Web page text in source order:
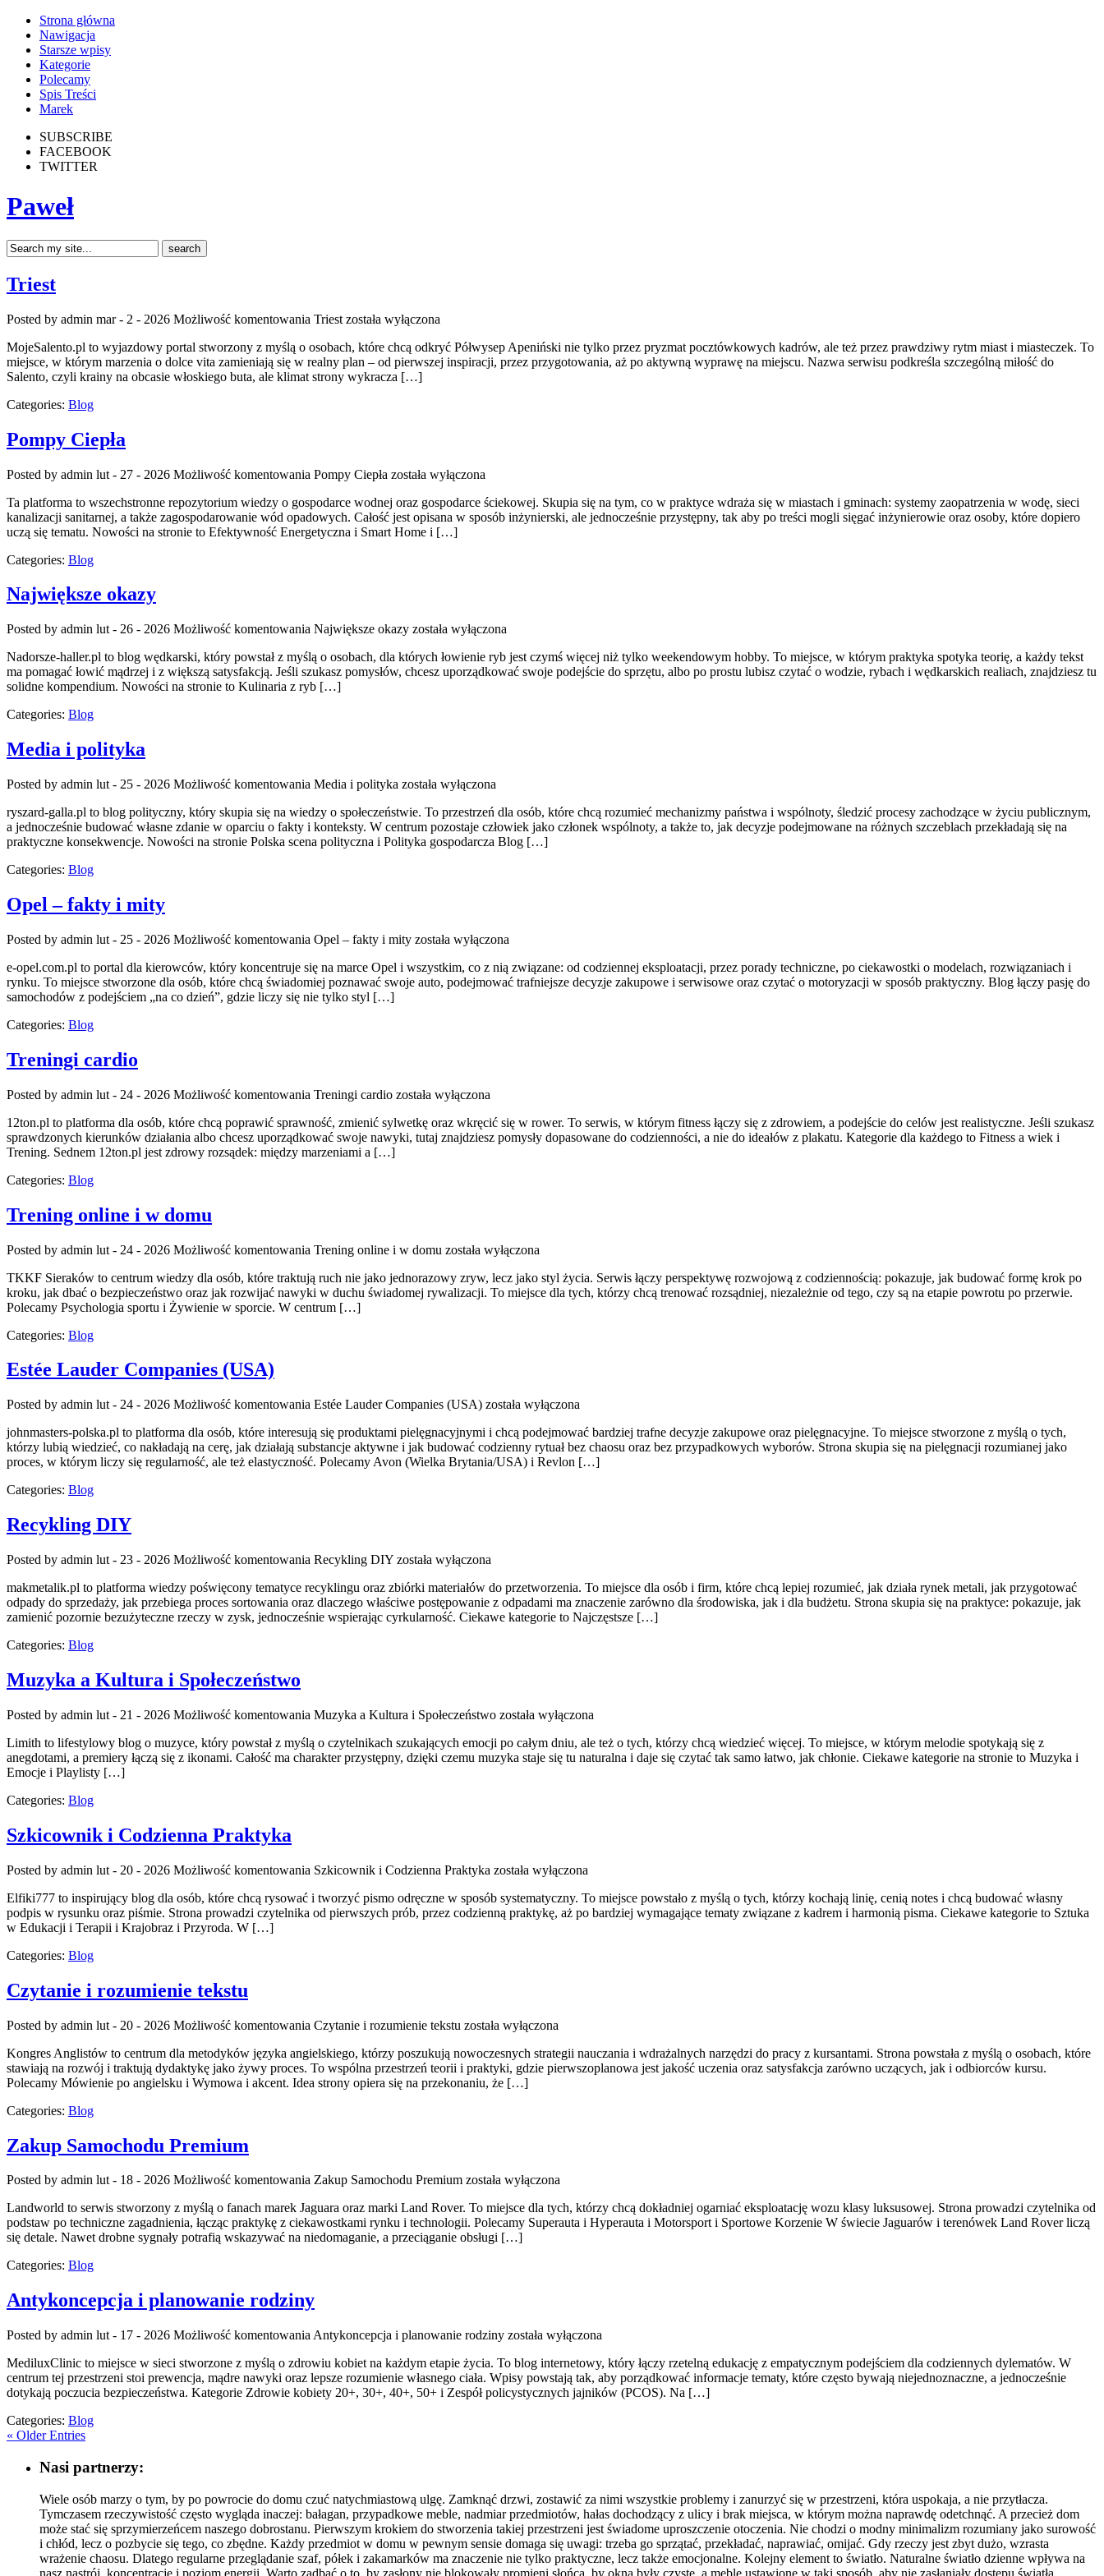
Strona główna
Nawigacja
Starsze wpisy
Kategorie
Polecamy
Spis Treści
Marek
SUBSCRIBE
FACEBOOK
TWITTER
Paweł
Triest
Posted by admin mar - 2 - 2026 Możliwość komentowania Triest została wyłączona
MojeSalento.pl to wyjazdowy portal stworzony z myślą o osobach, które chcą odkryć Półwysep Apeniński nie tylko przez pryzmat pocztówkowych kadrów, ale też przez prawdziwy rytm miast i miasteczek. To
miejsce, w którym marzenia o dolce vita zamieniają się w realny plan – od pierwszej inspiracji, przez przygotowania, aż po aktywną wyprawę na miejscu. Nazwa serwisu podkreśla szczególną miłość do
Salento, czyli krainy na obcasie włoskiego buta, ale klimat strony wykracza […]
Categories: Blog
Pompy Ciepła
Posted by admin lut - 27 - 2026 Możliwość komentowania Pompy Ciepła została wyłączona
Ta platforma to wszechstronne repozytorium wiedzy o gospodarce wodnej oraz gospodarce ściekowej. Skupia się na tym, co w praktyce wdraża się w miastach i gminach: systemy zaopatrzenia w wodę, sieci
kanalizacji sanitarnej, a także zagospodarowanie wód opadowych. Całość jest opisana w sposób inżynierski, ale jednocześnie przystępny, tak aby po treści mogli sięgać inżynierowie oraz osoby, które dopiero
uczą się tematu. Nowości na stronie to Efektywność Energetyczna i Smart Home i […]
Categories: Blog
Największe okazy
Posted by admin lut - 26 - 2026 Możliwość komentowania Największe okazy została wyłączona
Nadorsze-haller.pl to blog wędkarski, który powstał z myślą o osobach, dla których łowienie ryb jest czymś więcej niż tylko weekendowym hobby. To miejsce, w którym praktyka spotyka teorię, a każdy tekst
ma pomagać łowić mądrzej i z większą satysfakcją. Jeśli szukasz pomysłów, chcesz uporządkować swoje podejście do sprzętu, albo po prostu lubisz czytać o wodzie, rybach i wędkarskich realiach, znajdziesz tu
solidne kompendium. Nowości na stronie to Kulinaria z ryb […]
Categories: Blog
Media i polityka
Posted by admin lut - 25 - 2026 Możliwość komentowania Media i polityka została wyłączona
ryszard-galla.pl to blog polityczny, który skupia się na wiedzy o społeczeństwie. To przestrzeń dla osób, które chcą rozumieć mechanizmy państwa i wspólnoty, śledzić procesy zachodzące w życiu publicznym,
a jednocześnie budować własne zdanie w oparciu o fakty i konteksty. W centrum pozostaje człowiek jako członek wspólnoty, a także to, jak decyzje podejmowane na różnych szczeblach przekładają się na
praktyczne konsekwencje. Nowości na stronie Polska scena polityczna i Polityka gospodarcza Blog […]
Categories: Blog
Opel – fakty i mity
Posted by admin lut - 25 - 2026 Możliwość komentowania Opel – fakty i mity została wyłączona
e-opel.com.pl to portal dla kierowców, który koncentruje się na marce Opel i wszystkim, co z nią związane: od codziennej eksploatacji, przez porady techniczne, po ciekawostki o modelach, rozwiązaniach i
rynku. To miejsce stworzone dla osób, które chcą świadomiej poznawać swoje auto, podejmować trafniejsze decyzje zakupowe i serwisowe oraz czytać o motoryzacji w sposób praktyczny. Blog łączy pasję do
samochodów z podejściem „na co dzień”, gdzie liczy się nie tylko styl […]
Categories: Blog
Treningi cardio
Posted by admin lut - 24 - 2026 Możliwość komentowania Treningi cardio została wyłączona
12ton.pl to platforma dla osób, które chcą poprawić sprawność, zmienić sylwetkę oraz wkręcić się w rower. To serwis, w którym fitness łączy się z zdrowiem, a podejście do celów jest realistyczne. Jeśli szukasz
sprawdzonych kierunków działania albo chcesz uporządkować swoje nawyki, tutaj znajdziesz pomysły dopasowane do codzienności, a nie do ideałów z plakatu. Kategorie dla każdego to Fitness a wiek i
Trening. Sednem 12ton.pl jest zdrowy rozsądek: między marzeniami a […]
Categories: Blog
Trening online i w domu
Posted by admin lut - 24 - 2026 Możliwość komentowania Trening online i w domu została wyłączona
TKKF Sieraków to centrum wiedzy dla osób, które traktują ruch nie jako jednorazowy zryw, lecz jako styl życia. Serwis łączy perspektywę rozwojową z codziennością: pokazuje, jak budować formę krok po
kroku, jak dbać o bezpieczeństwo oraz jak rozwijać nawyki w duchu świadomej rywalizacji. To miejsce dla tych, którzy chcą trenować rozsądniej, niezależnie od tego, czy są na etapie powrotu po przerwie.
Polecamy Psychologia sportu i Żywienie w sporcie. W centrum […]
Categories: Blog
Estée Lauder Companies (USA)
Posted by admin lut - 24 - 2026 Możliwość komentowania Estée Lauder Companies (USA) została wyłączona
johnmasters-polska.pl to platforma dla osób, które interesują się produktami pielęgnacyjnymi i chcą podejmować bardziej trafne decyzje zakupowe oraz pielęgnacyjne. To miejsce stworzone z myślą o tych,
którzy lubią wiedzieć, co nakładają na cerę, jak działają substancje aktywne i jak budować codzienny rytuał bez chaosu oraz bez przypadkowych wyborów. Strona skupia się na pielęgnacji rozumianej jako
proces, w którym liczy się regularność, ale też elastyczność. Polecamy Avon (Wielka Brytania/USA) i Revlon […]
Categories: Blog
Recykling DIY
Posted by admin lut - 23 - 2026 Możliwość komentowania Recykling DIY została wyłączona
makmetalik.pl to platforma wiedzy poświęcony tematyce recyklingu oraz zbiórki materiałów do przetworzenia. To miejsce dla osób i firm, które chcą lepiej rozumieć, jak działa rynek metali, jak przygotować
odpady do sprzedaży, jak przebiega proces sortowania oraz dlaczego właściwe postępowanie z odpadami ma znaczenie zarówno dla środowiska, jak i dla budżetu. Strona skupia się na praktyce: pokazuje, jak
zamienić pozornie bezużyteczne rzeczy w zysk, jednocześnie wspierając cyrkularność. Ciekawe kategorie to Najczęstsze […]
Categories: Blog
Muzyka a Kultura i Społeczeństwo
Posted by admin lut - 21 - 2026 Możliwość komentowania Muzyka a Kultura i Społeczeństwo została wyłączona
Limith to lifestylowy blog o muzyce, który powstał z myślą o czytelnikach szukających emocji po całym dniu, ale też o tych, którzy chcą wiedzieć więcej. To miejsce, w którym melodie spotykają się z
anegdotami, a premiery łączą się z ikonami. Całość ma charakter przystępny, dzięki czemu muzyka staje się tu naturalna i daje się czytać tak samo łatwo, jak chłonie. Ciekawe kategorie na stronie to Muzyka i
Emocje i Playlisty […]
Categories: Blog
Szkicownik i Codzienna Praktyka
Posted by admin lut - 20 - 2026 Możliwość komentowania Szkicownik i Codzienna Praktyka została wyłączona
Elfiki777 to inspirujący blog dla osób, które chcą rysować i tworzyć pismo odręczne w sposób systematyczny. To miejsce powstało z myślą o tych, którzy kochają linię, cenią notes i chcą budować własny
podpis w rysunku oraz piśmie. Strona prowadzi czytelnika od pierwszych prób, przez codzienną praktykę, aż po bardziej wymagające tematy związane z kadrem i harmonią pisma. Ciekawe kategorie to Sztuka
w Edukacji i Terapii i Krajobraz i Przyroda. W […]
Categories: Blog
Czytanie i rozumienie tekstu
Posted by admin lut - 20 - 2026 Możliwość komentowania Czytanie i rozumienie tekstu została wyłączona
Kongres Anglistów to centrum dla metodyków języka angielskiego, którzy poszukują nowoczesnych strategii nauczania i wdrażalnych narzędzi do pracy z kursantami. Strona powstała z myślą o osobach, które
stawiają na rozwój i traktują dydaktykę jako żywy proces. To wspólna przestrzeń teorii i praktyki, gdzie pierwszoplanowa jest jakość uczenia oraz satysfakcja zarówno uczących, jak i odbiorców kursu.
Polecamy Mówienie po angielsku i Wymowa i akcent. Idea strony opiera się na przekonaniu, że […]
Categories: Blog
Zakup Samochodu Premium
Posted by admin lut - 18 - 2026 Możliwość komentowania Zakup Samochodu Premium została wyłączona
Landworld to serwis stworzony z myślą o fanach marek Jaguara oraz marki Land Rover. To miejsce dla tych, którzy chcą dokładniej ogarniać eksploatację wozu klasy luksusowej. Strona prowadzi czytelnika od
podstaw po techniczne zagadnienia, łącząc praktykę z ciekawostkami rynku i technologii. Polecamy Superauta i Hyperauta i Motorsport i Sportowe Korzenie W świecie Jaguarów i terenówek Land Rover liczą
się detale. Nawet drobne sygnały potrafią wskazywać na niedomaganie, a przeciąganie obsługi […]
Categories: Blog
Antykoncepcja i planowanie rodziny
Posted by admin lut - 17 - 2026 Możliwość komentowania Antykoncepcja i planowanie rodziny została wyłączona
MediluxClinic to miejsce w sieci stworzone z myślą o zdrowiu kobiet na każdym etapie życia. To blog internetowy, który łączy rzetelną edukację z empatycznym podejściem dla codziennych dylematów. W
centrum tej przestrzeni stoi prewencja, mądre nawyki oraz lepsze rozumienie własnego ciała. Wpisy powstają tak, aby porządkować informacje tematy, które często bywają niejednoznaczne, a jednocześnie
dotykają poczucia bezpieczeństwa. Kategorie Zdrowie kobiety 20+, 30+, 40+, 50+ i Zespół policystycznych jajników (PCOS). Na […]
Categories: Blog
« Older Entries
Nasi partnerzy:
Wiele osób marzy o tym, by po powrocie do domu czuć natychmiastową ulgę. Zamknąć drzwi, zostawić za nimi wszystkie problemy i zanurzyć się w przestrzeni, która uspokaja, a nie przytłacza.
Tymczasem rzeczywistość często wygląda inaczej: bałagan, przypadkowe meble, nadmiar przedmiotów, hałas dochodzący z ulicy i brak miejsca, w którym można naprawdę odetchnąć. A przecież dom
może stać się sprzymierzeńcem naszego dobrostanu. Pierwszym krokiem do stworzenia takiej przestrzeni jest świadome uproszczenie otoczenia. Nie chodzi o modny minimalizm rozumiany jako surowość
i chłód, lecz o pozbycie się tego, co zbędne. Każdy przedmiot w domu w pewnym sensie domaga się uwagi: trzeba go sprzątać, przekładać, naprawiać, omijać. Gdy rzeczy jest zbyt dużo, wzrasta
wrażenie chaosu. Dlatego regularne przeglądanie szaf, półek i zakamarków ma znaczenie nie tylko praktyczne, lecz także emocjonalne. Kolejny element to światło. Naturalne światło dzienne wpływa na
nasz nastrój, koncentrację i poziom energii. Warto zadbać o to, by zasłony nie blokowały promieni słońca, by okna były czyste, a meble ustawione w taki sposób, aby nie zasłaniały dostępu światła.